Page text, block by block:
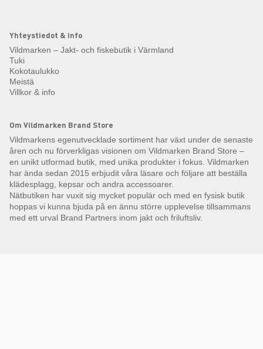
Yhteystiedot & info
Vildmarken – Jakt- och fiskebutik i Värmland
Tuki
Kokotaulukko
Meistä
Villkor & info
Om Vildmarken Brand Store
Vildmarkens egenutvecklade sortiment har växt under de senaste
åren och nu förverkligas visionen om Vildmarken Brand Store –
en unikt utformad butik, med unika produkter i fokus. Vildmarken
har ända sedan 2015 erbjudit våra läsare och följare att beställa
klädesplagg, kepsar och andra accessoarer.
Nätbutiken har vuxit sig mycket populär och med en fysisk butik
hoppas vi kunna bjuda på en ännu större upplevelse tillsammans
med ett urval Brand Partners inom jakt och friluftsliv.